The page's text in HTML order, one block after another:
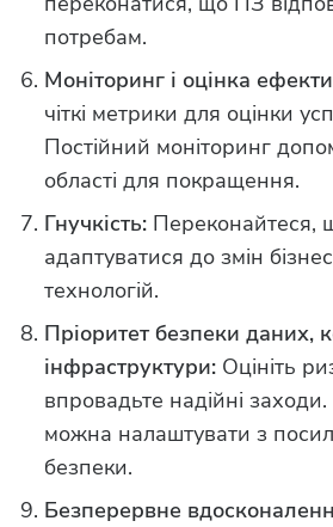
потребам.
Моніторинг і оцінка
чіткі метрики для оцінки
Постійний моніторинг
області для покращення.
Гнучкість:
адаптуватися до змін
технологій.
Пріоритет безпеки даних,
інфраструктури: Оцініть
впровадьте надійні
можна налаштувати з
безпеки.
Безперервне